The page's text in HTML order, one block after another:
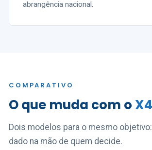
abrangência nacional.
COMPARATIVO
O que muda com o
Dois modelos para o mesmo
dado na mão de quem decide.